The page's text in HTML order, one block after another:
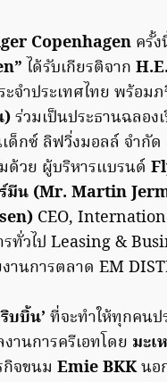
Copenhagen ครั้
ได้รับเกียรติจาก
จำประเทศไทย พร้อม
)ร่วมเป็นประธานฉลอง
ด็กซ์ ลิฟวิ่งมอลล์ จำกัด
ด้วย ผู้บริหารแบรนด์
ร์มีน (Mr. Martin
CEO,
ทั่วไป Leasing &
านการตลาด EM
ริบบิ้น’ ที่จะทำให้ทุกคนป
านการครีเอทโดย มะเ
กิจขนม Emie BKKนอ